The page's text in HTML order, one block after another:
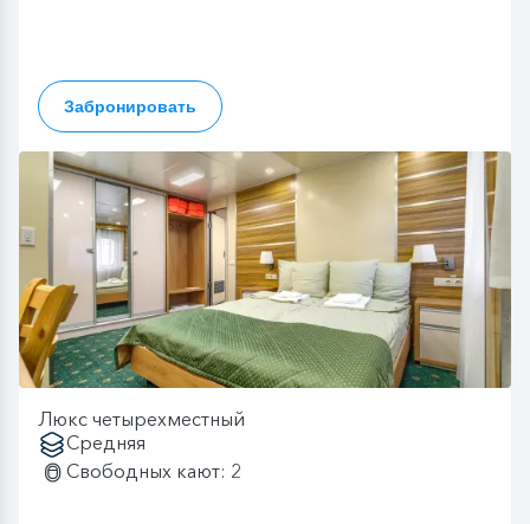
Забронировать
Люкс четырехместный
Средняя
Свободных кают: 2